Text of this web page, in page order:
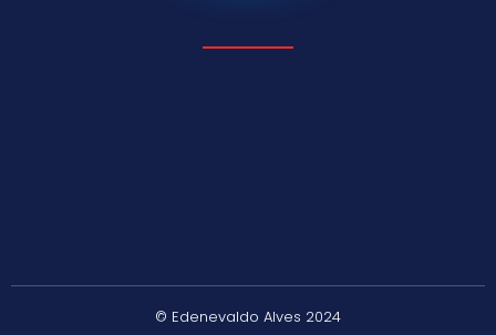
© Edenevaldo Alves 2024